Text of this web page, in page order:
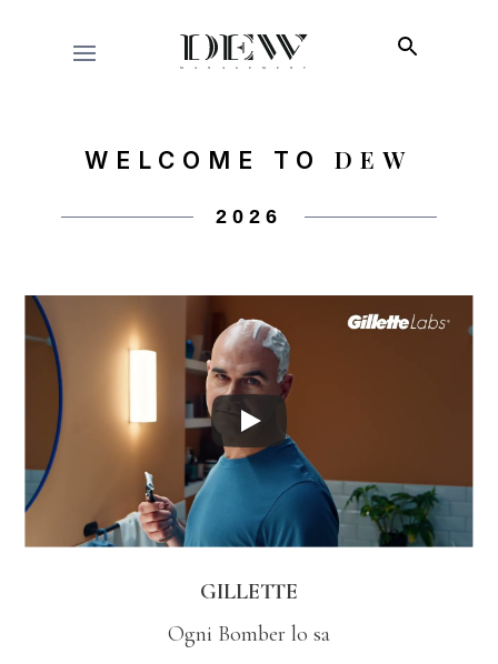
WELCOME TO DEW
2026
GILLETTE
Ogni Bomber lo sa